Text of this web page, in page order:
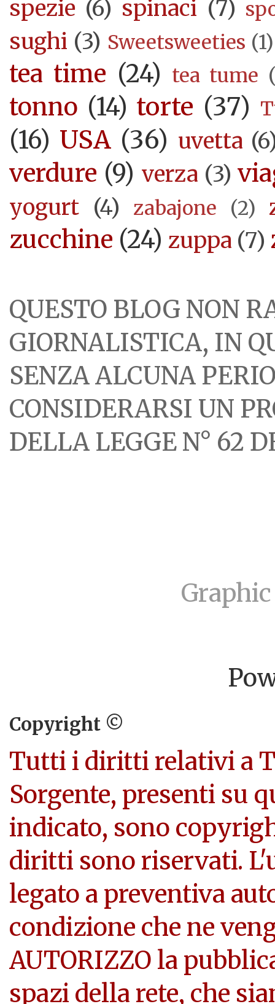
spezie (6) spinaci (7)
sughi (3) Sweetsweeties (1)
tea time (24) tea tume
tonno (14) torte (37)
(16) USA (36) uvetta
verdure (9) verza (3)
yogurt (4) zabajone (2)
zucchine (24) zuppa (7)
QUESTO BLOG NON
GIORNALISTICA, IN
SENZA ALCUNA
CONSIDERARSI UN
DELLA LEGGE N° 62
Copyright ©
Tutti i diritti relativi a
Sorgente, presenti su
indicato, sono
diritti sono riservati.
legato a preventiva
condizione che ne
AUTORIZZO la
spazi della rete, che